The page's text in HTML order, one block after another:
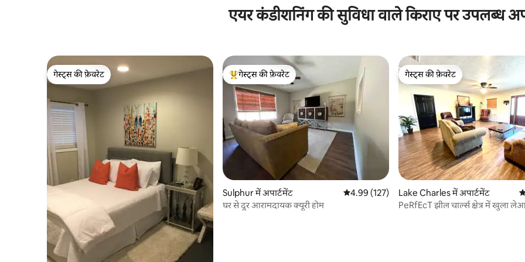
एयर कंडीशनिंग की सुविधा वाले किराए पर उपलब्ध
गेस्ट्स की फ़ेवरेट
गेस्ट्स की फ़ेवरेट
गेस्ट्स का टॉप फ़ेवरेट
गेस्ट्स की फ़ेवरेट
Sulphur में अपार्टमेंट औसत रेटिंग 5 में से 4.99, 127 समीक्षाएँ
4.99 (127)
घर से दूर आरामदायक क्यूरी होम
गेस्ट्स की फ़ेवरेट
गेस्ट्स की फ़ेवरेट
Lake Charles में अपार्टमेंट
PeRfEcT झील चार्ल्स क्षेत्र में खुला